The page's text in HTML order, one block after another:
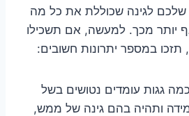
שלכם לגינה שכוללת את כל מה
יותר מכך. למעשה, אם תשכילו
תזכו במספר יתרונות חשובים:
גגות עומדים נטושים בשל
ותהיה בהם גינה של ממש,